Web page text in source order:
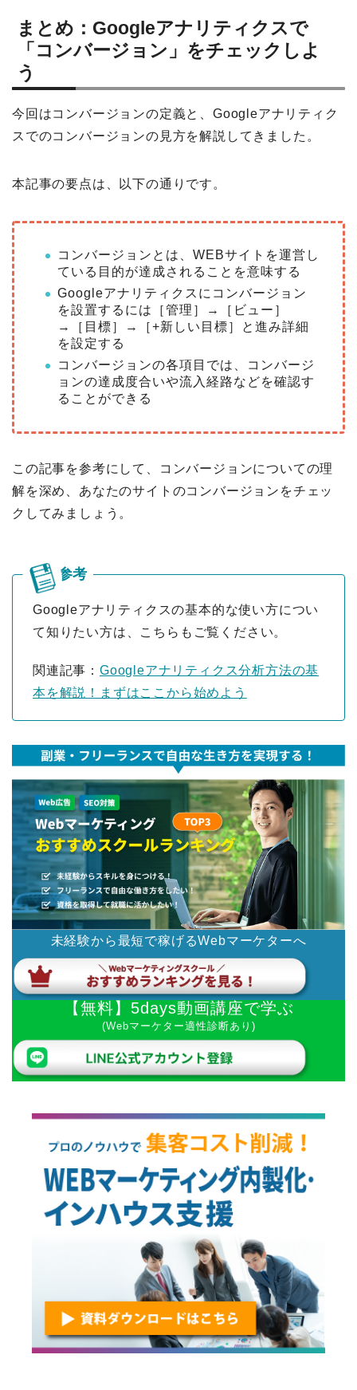
まとめ：Googleアナリティクスで
「コンバージョン」をチェックしよ
う
今回はコンバージョンの定義と、Googleアナリティク
スでのコンバージョンの見方を解説してきました。
本記事の要点は、以下の通りです。
コンバージョンとは、WEBサイトを運営し
ている目的が達成されることを意味する
Googleアナリティクスにコンバージョン
を設置するには［管理］→［ビュー］
→［目標］→［+新しい目標］と進み詳細
を設定する
コンバージョンの各項目では、コンバージ
ョンの達成度合いや流入経路などを確認す
ることができる
この記事を参考にして、コンバージョンについての理
解を深め、あなたのサイトのコンバージョンをチェッ
クしてみましょう。
Googleアナリティクスの基本的な使い方につい
て知りたい方は、こちらもご覧ください。
関連記事： Googleアナリティクス分析方法の基
本を解説！まずはここから始めよう
未経験から最短で稼げるWebマーケターへ
【無料】5days動画講座で学ぶ
(Webマーケター適性診断あり)